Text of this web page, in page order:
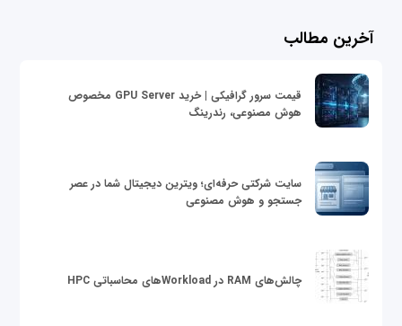
آخرین مطالب
قیمت سرور گرافیکی | خرید GPU Server مخصوص
هوش مصنوعی، رندرینگ
سایت شرکتی حرفه‌ای؛ ویترین دیجیتال شما در عصر
جستجو و هوش مصنوعی
چالش‌های RAM در Workloadهای محاسباتی HPC